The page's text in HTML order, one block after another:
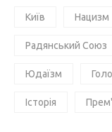
Київ Нацизм
Радянський Союз
Юдаїзм
Історія